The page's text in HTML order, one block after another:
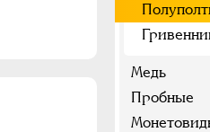
Медь
Пробные